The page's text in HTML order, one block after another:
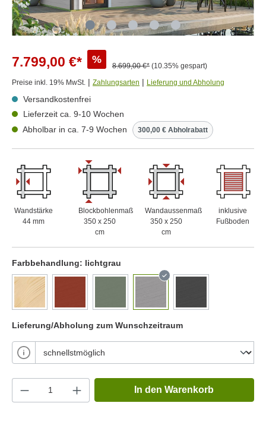
7.799,00 €* %
8.699,00 €* (10.35% gespart)
Preise inkl. 19% MwSt. | Zahlungsarten | Lieferung und Abholung
Versandkostenfrei
Lieferzeit ca. 9-10 Wochen
Abholbar in ca. 7-9 Wochen
300,00 € Abholrabatt
Wandstärke
44 mm
Blockbohlenmaß
350 x 250
cm
Wandaussenmaß
350 x 250
cm
inklusive
Fußboden
Farbbehandlung: lichtgrau
Lieferung/Abholung zum Wunschzeitraum
In den Warenkorb